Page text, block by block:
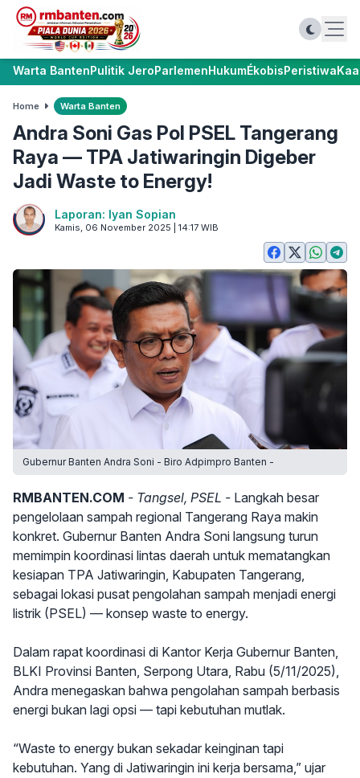
Warta BantenPulitik JeroParlemenHukumÉkobisPeristiwa
Home Warta Banten
Andra Soni Gas Pol PSEL Tangerang
Raya — TPA Jatiwaringin Digeber
Jadi Waste to Energy!
Laporan: Iyan Sopian
Kamis, 06 November 2025 | 14:17 WIB
Gubernur Banten Andra Soni - Biro Adpimpro Banten -
RMBANTEN.COM - Tangsel, PSEL - Langkah besar
pengelolaan sampah regional Tangerang Raya makin
konkret. Gubernur Banten Andra Soni langsung turun
memimpin koordinasi lintas daerah untuk mematangkan
kesiapan TPA Jatiwaringin, Kabupaten Tangerang,
sebagai lokasi pusat pengolahan sampah menjadi energi
listrik (PSEL) — konsep waste to energy.
Dalam rapat koordinasi di Kantor Kerja Gubernur Banten,
BLKI Provinsi Banten, Serpong Utara, Rabu (5/11/2025),
Andra menegaskan bahwa pengolahan sampah berbasis
energi bukan lagi opsi — tapi kebutuhan mutlak.
“Waste to energy bukan sekadar keinginan tapi
kebutuhan. Yang di Jatiwaringin ini kerja bersama,” ujar